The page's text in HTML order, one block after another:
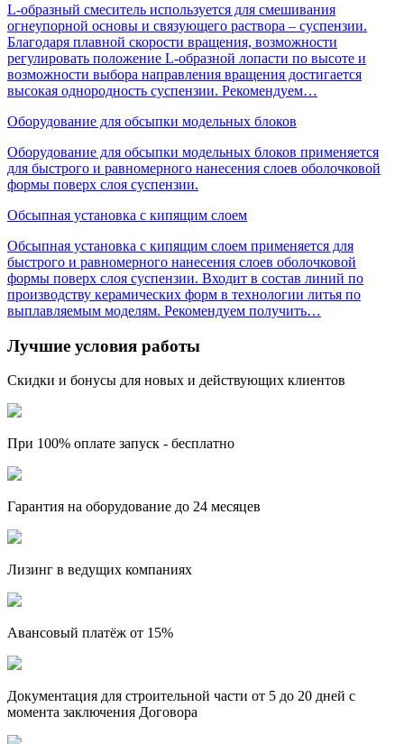
L-образный смеситель используется для смешивания
огнеупорной основы и связующего раствора – суспензии.
Благодаря плавной скорости вращения, возможности
регулировать положение L-образной лопасти по высоте и
возможности выбора направления вращения достигается
высокая однородность суспензии. Рекомендуем…
Оборудование для обсыпки модельных блоков
Оборудование для обсыпки модельных блоков применяется
для быстрого и равномерного нанесения слоев оболочковой
формы поверх слоя суспензии.
Обсыпная установка с кипящим слоем
Обсыпная установка с кипящим слоем применяется для
быстрого и равномерного нанесения слоев оболочковой
формы поверх слоя суспензии. Входит в состав линий по
производству керамических форм в технологии литья по
выплавляемым моделям. Рекомендуем получить…
Лучшие условия работы
Скидки и бонусы для новых и действующих клиентов
При 100% оплате запуск - бесплатно
Гарантия на оборудование до 24 месяцев
Лизинг в ведущих компаниях
Авансовый платёж от 15%
Документация для строительной части от 5 до 20 дней с
момента заключения Договора